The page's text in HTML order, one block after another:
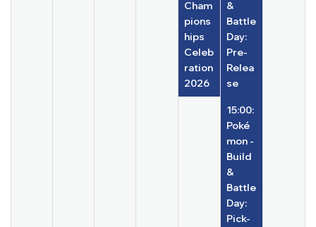
Cham
pions
hips
Celeb
ration
2026
&
Battle
Day:
Pre-
Relea
se
15:00:
Poké
mon -
Build
&
Battle
Day:
Pick-